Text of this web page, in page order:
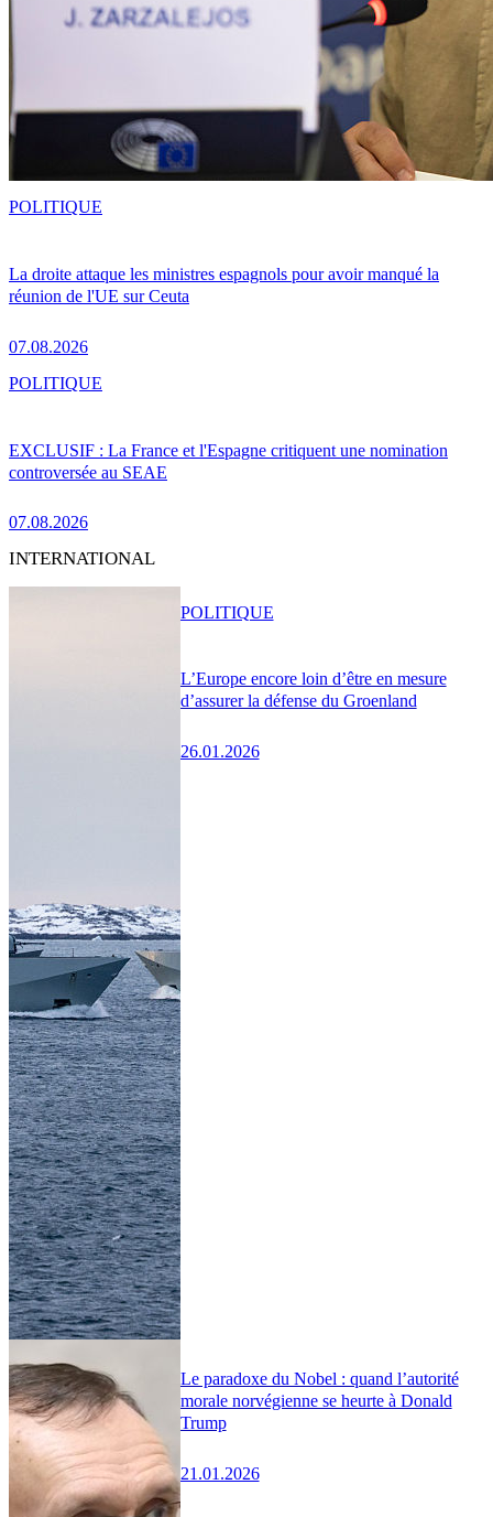
La droite attaque les ministres espagnols pour avoir manqué la
réunion de l'UE sur Ceuta
07.08.2026
POLITIQUE
EXCLUSIF : La France et l'Espagne critiquent une nomination
controversée au SEAE
07.08.2026
POLITIQUE
INTERNATIONAL
L’Europe encore loin d’être en mesure
d’assurer la défense du Groenland
26.01.2026
POLITIQUE
Le paradoxe du Nobel : quand l’autorité
morale norvégienne se heurte à Donald
Trump
21.01.2026